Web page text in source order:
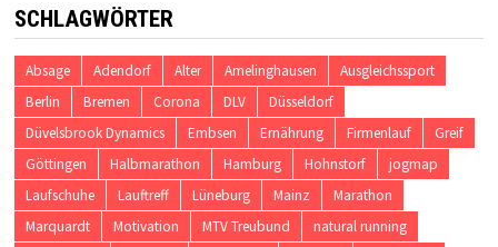
SCHLAGWÖRTER
Absage Adendorf Alter Amelinghausen
Ausgleichssport
Berlin
Bremen Corona DLV
Düsseldorf
Düvelsbrook Dynamics
Embsen Ernährung Firmenlauf
Greif
Göttingen
Halbmarathon Hamburg Hohnstorf
jogmap
Laufschuhe
Lauftreff Lüneburg Mainz
Marathon
Marquardt
Motivation MTV Treubund
natural running